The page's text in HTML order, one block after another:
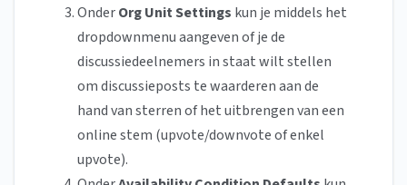
OnderOrg Unit Settings kun je middels het
dropdownmenu aangeven of je de
discussiedeelnemers in staat wilt stellen
omdiscussieposts te waarderen aan de
hand van sterren of het uitbrengen van een
online stem (upvote/downvote of enkel
upvote).